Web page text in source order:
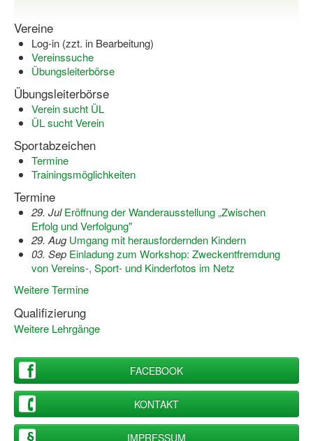
Vereine
Log-in (zzt. in Bearbeitung)
Vereinssuche
Übungsleiterbörse
Übungsleiterbörse
Verein sucht ÜL
ÜL sucht Verein
Sportabzeichen
Termine
Trainingsmöglichkeiten
Termine
29. Jul Eröffnung der Wanderausstellung „Zwischen
Erfolg und Verfolgung"
29. Aug Umgang mit herausfordernden Kindern
03. Sep Einladung zum Workshop: Zweckentfremdung
von Vereins-, Sport- und Kinderfotos im Netz
Weitere Termine
Qualifizierung
Weitere Lehrgänge
FACEBOOK
KONTAKT
IMPRESSUM